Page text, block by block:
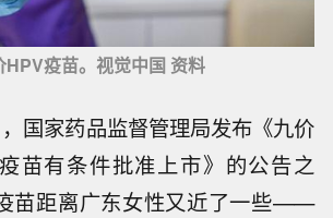
HPV疫苗。视觉中国 资料
国家药品监督管理局发布《九价
苗有条件批准上市》的公告之
苗距离广东女性又近了一些——